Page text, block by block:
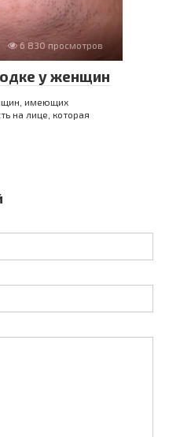
6 830 просмотров
у женщин
имеющих
на лице, которая